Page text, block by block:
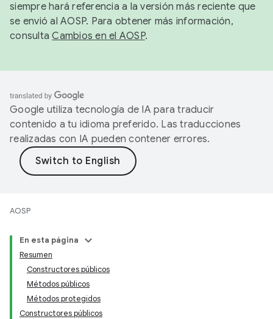
siempre hará referencia a la versión más reciente que
se envió al AOSP. Para obtener más información,
consultaCambios en el AOSP.
Google utiliza tecnología de IA para traducir
contenido a tu idioma preferido. Las traducciones
realizadas con IA pueden contener errores.
AOSP
En esta página
Resumen
Constructores públicos
Métodos públicos
Métodos protegidos
Constructores públicos